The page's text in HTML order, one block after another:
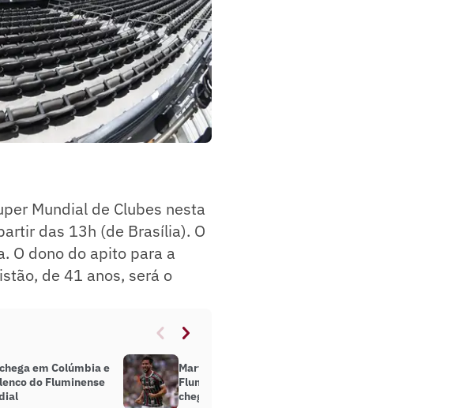
Mundial de Clubes nesta
das 13h (de Brasília). O
O dono do apito para a
de 41 anos, será o
em Colúmbia e
do Fluminense
Martinelli projeta estreia do
Fluminense no Mundial e elogia
chegada de Renato: ‘Clima leve’